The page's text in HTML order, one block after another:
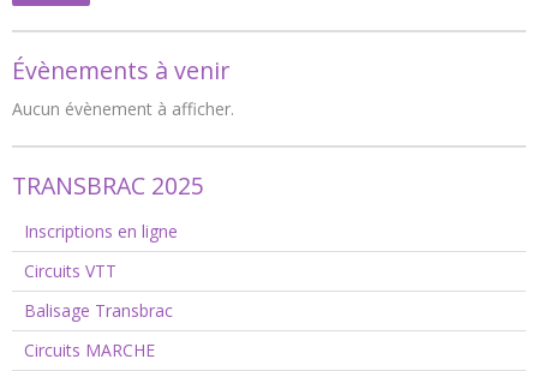
Évènements à venir
Aucun évènement à afficher.
TRANSBRAC 2025
Inscriptions en ligne
Circuits VTT
Balisage Transbrac
Circuits MARCHE